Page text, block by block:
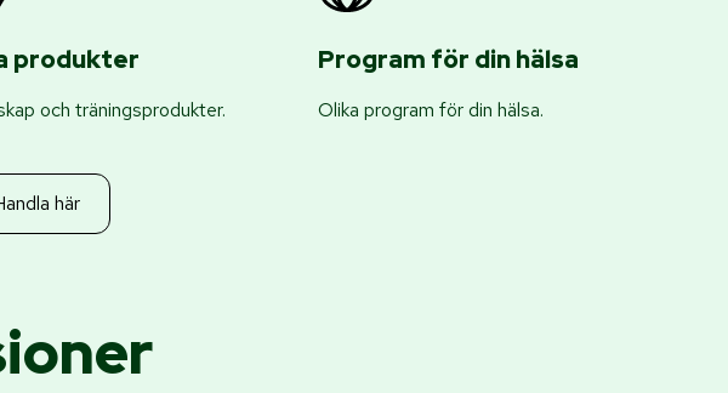
produkter
och träningsprodukter.
Program för din hälsa
Olika program för din hälsa.
här